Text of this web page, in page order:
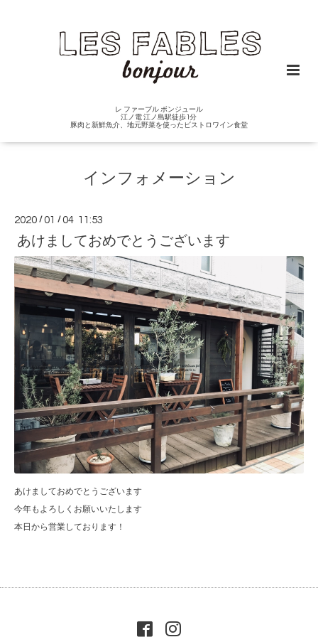
レ ファーブル ボンジュール
江ノ電 江ノ島駅徒歩1分
豚肉と新鮮魚介、地元野菜を使ったビストロワイン食堂
インフォメーション
2020 /01 /04 11:53
あけましておめでとうございます
あけましておめでとうございます
今年もよろしくお願いいたします
本日から営業しております！